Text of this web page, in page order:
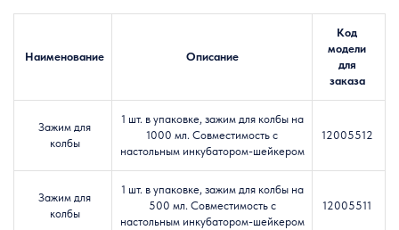
Наименование Описание
Код
модели
для
заказа
Зажим для
колбы
1 шт. в упаковке, зажим для колбы на
1000 мл. Совместимость с
настольным инкубатором-шейкером
12005512
Зажим для
колбы
1 шт. в упаковке, зажим для колбы на
500 мл. Совместимость с
настольным инкубатором-шейкером
12005511